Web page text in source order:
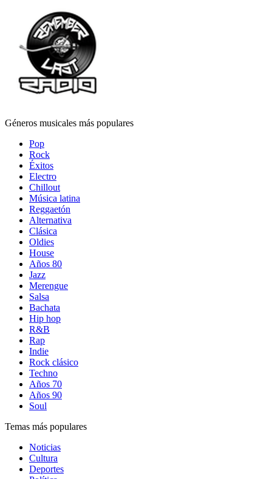
Géneros musicales más populares
Pop
Rock
Éxitos
Electro
Chillout
Música latina
Reggaetón
Alternativa
Clásica
Oldies
House
Años 80
Jazz
Merengue
Salsa
Bachata
Hip hop
R&B
Rap
Indie
Rock clásico
Techno
Años 70
Años 90
Soul
Temas más populares
Noticias
Cultura
Deportes